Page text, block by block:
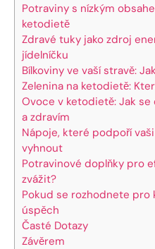
Potraviny s nízkým
ketodietě
Zdravé tuky jako zdroj
jídelníčku
Bílkoviny ve vaší stravě:
Zelenina na ketodietě:
Ovoce v ketodietě: Jak
a zdravím
Nápoje, které podpoří
vyhnout
Potravinové doplňky pro
zvážit?
Pokud se rozhodnete
úspěch
Časté Dotazy
Závěrem